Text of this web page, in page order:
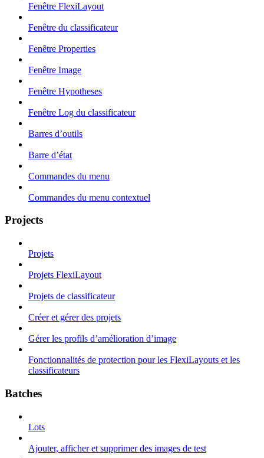
Fenêtre FlexiLayout
Fenêtre du classificateur
Fenêtre Properties
Fenêtre Image
Fenêtre Hypotheses
Fenêtre Log du classificateur
Barres d’outils
Barre d’état
Commandes du menu
Commandes du menu contextuel
Projects
Projets
Projets FlexiLayout
Projets de classificateur
Créer et gérer des projets
Gérer les profils d’amélioration d’image
Fonctionnalités de protection pour les FlexiLayouts et les
classificateurs
Batches
Lots
Ajouter, afficher et supprimer des images de test